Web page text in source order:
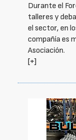
Durante el
talleres y
el sector, en
compañía es
Asociación.
[+]